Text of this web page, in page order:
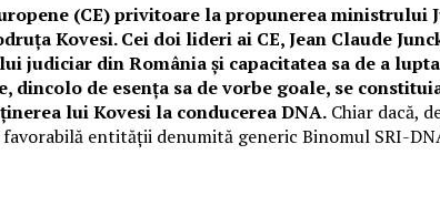
(CE) privitoare la propunerea
Kovesi. Cei doi lideri ai CE, Jean Claude
judiciar din România şi capacitatea sa de a
dincolo de esența sa de vorbe goale, se
lui Kovesi la conducerea DNA. Chiar dacă,
entității denumită generic Binomul SRI-